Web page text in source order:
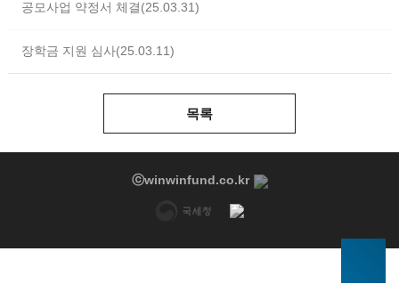
공모사업 약정서 체결(25.03.31)
장학금 지원 심사(25.03.11)
목록
ⓒwinwinfund.co.kr